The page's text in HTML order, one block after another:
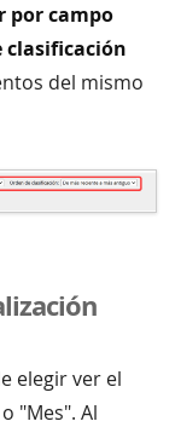
por campo
clasificación
del mismo
elegir ver el
"Mes". Al